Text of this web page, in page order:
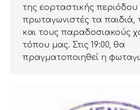
της εορταστικής περιόδου
πρωταγωνιστές τα παιδιά,
και τους παραδοσιακούς
τόπου μας. Στις 19:00, θα
πραγματοποιηθεί η